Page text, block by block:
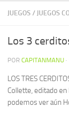
JUEGOS / JUEGOS
Los 3
POR CAPITANMANU ·
LOS TRES
Collette, editado en
podemos ver aún